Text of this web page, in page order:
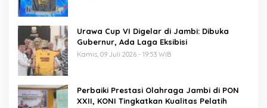
Urawa Cup VI Digelar di Jambi: Dibuka
Gubernur, Ada Laga Eksibisi
Kamis, 09 Juli 2026 - 19:53 WIB
Perbaiki Prestasi Olahraga Jambi di PON
XXII, KONI Tingkatkan Kualitas Pelatih